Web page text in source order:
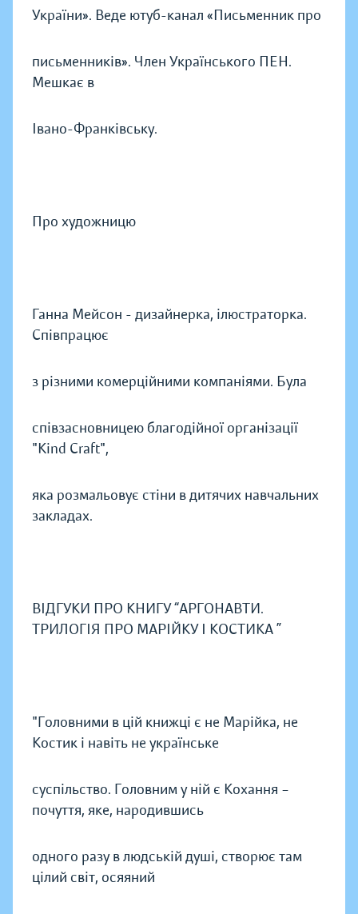
України». Веде ютуб-канал «Письменник про
письменників». Член Українського ПЕН.
Мешкає в
Івано-Франківську.
Про художницю
Ганна Мейсон - дизайнерка, ілюстраторка.
Співпрацює
з різними комерційними компаніями. Була
співзасновницею благодійної організації
"Kind Craft",
яка розмальовує стіни в дитячих навчальних
закладах.
ВІДГУКИ ПРО КНИГУ “АРГОНАВТИ.
ТРИЛОГІЯ ПРО МАРІЙКУ І КОСТИКА ”
"Головними в цій книжці є не Марійка, не
Костик і навіть не українське
суспільство. Головним у ній є Кохання –
почуття, яке, народившись
одного разу в людській душі, створює там
цілий світ, осяяний